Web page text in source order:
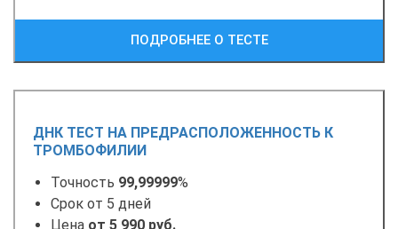
ПОДРОБНЕЕ О ТЕСТЕ
ДНК ТЕСТ НА ПРЕДРАСПОЛОЖЕННОСТЬ К
ТРОМБОФИЛИИ
Точность 99,99999%
Срок от 5 дней
Цена от 5 990 руб.